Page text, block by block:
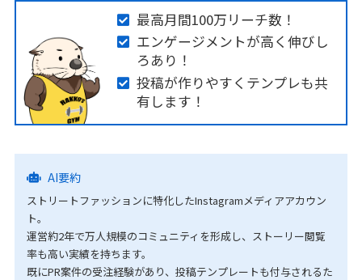
最高月間100万リーチ数！
エンゲージメントが高く伸びし
ろあり！
投稿が作りやすくテンプレも共
有します！
AI要約
ストリートファッションに特化したInstagramメディアアカウン
ト。
運営約2年で万人規模のコミュニティを形成し、ストーリー閲覧
率も高い実績を持ちます。
既にPR案件の受注経験があり、投稿テンプレートも付与されるた